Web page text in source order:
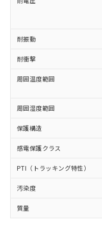
耐振動
耐衝撃
周囲温度範囲
周囲湿度範囲
保護構造
感電保護クラス
PTI（トラッキング特性）
汚染度
質量
在庫状況
記載してい
タに基づ
覧された
準価格と
正式な納期
様のお取
ムロン制
オムロン
販
在庫状況お
事前の承
示しないよ
マイパー
ビス）を
メンバーズ
むを得ず変更す
六価クロム(Cr(Ⅵ))
類(PBB) 1000ppm以
(PBDE) 1000ppm以
ル) (DEHP)(別名：
ルベンジル（BBP）
（DBP） 1000ppm
適用除外項目は除く。
フタル酸エステル類
図的な使用がないこと
部品在庫の切り
月が前後するこ
「－」：未確認
*中国RoHS10物質の
Pb(鉛) :1000ppm、
Cr(Ⅵ)(六価クロム) :
DBP(フタル酸ジブチ
イソブチル) :
DEHP(フタル酸ビス
※2 環境保護使
「ｅ」：有害物
準値以下であるこ
「10」：通常の
質が外部に漏え
及ぼさない年数
「－」：未確認
い合わせくださ
為替およ
（以下｢規
または国
国政府の
可)を取得
当社は規
全に破砕
いよう必要
当社は貴社
ル、化学
武器並び
当社は、貴
場合は、
該第三者に
販売先お
法に輸出
り引きをい
一定数
一定
在庫
いて
たは
機器販
受注生
情報